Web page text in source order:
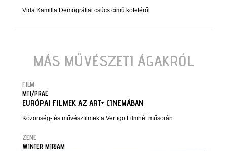
Vida Kamilla Demográfiai csúcs című kötetéről
MÁS MŰVÉSZETI ÁGAKRÓL
FILM
MTI/PRAE
EURÓPAI FILMEK AZ ART+ CINEMÁBAN
Közönség- és művészfilmek a Vertigo Filmhét műsorán
ZENE
WINTER MIRJAM